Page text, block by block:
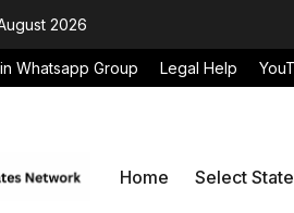
2026
Whatsapp Group Legal Help
Home Select State